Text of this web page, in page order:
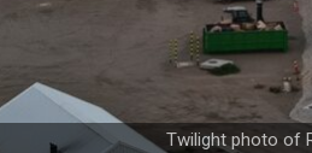
Twilight photo of